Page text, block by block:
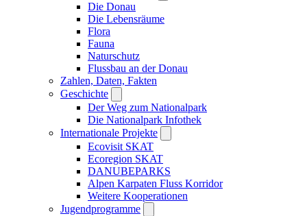
Die Donau
Die Lebensräume
Flora
Fauna
Naturschutz
Flussbau an der Donau
Zahlen, Daten, Fakten
Geschichte
Der Weg zum Nationalpark
Die Nationalpark Infothek
Internationale Projekte
Ecovisit SKAT
Ecoregion SKAT
DANUBEPARKS
Alpen Karpaten Fluss Korridor
Weitere Kooperationen
Jugendprogramme